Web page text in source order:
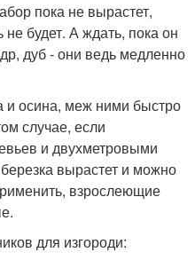
пока не вырастет,
будет. А ждать, пока он
дуб - они ведь медленно
и осина, меж ними быстро
случае, если
и двухметровыми
вырастет и можно
взрослеющие
для изгороди: